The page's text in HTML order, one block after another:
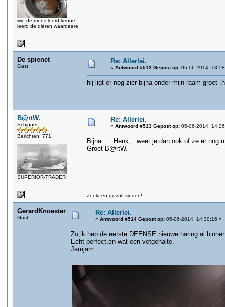
wie de mens leerd kenne,
leerd de dieren waardeere
De spienet
Gast
Re: Allerlei.
« Antwoord #512 Gepost op: 05-06-2014,
hij ligt er nog zier bijna onder mijn raam groet
B@rtW.
Schipper
Berichten: 771
SUPERIOR-TRADER
Re: Allerlei.
« Antwoord #513 Gepost op: 05-06-2014,
Bijna......Henk, weet je dan ook of ze er nog
Groet B@rtW.
Zoekt en gij zult vinden!
GerardKnoester
Gast
Re: Allerlei.
« Antwoord #514 Gepost op: 05-06-2014, 14:30:16 »
Zo,ik heb de eerste DEENSE nieuwe haring al
Echt perfect,en wat een vetgehalte.
Jamjam.